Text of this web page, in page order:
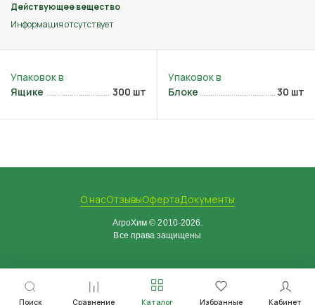
Поиск Сравнение Каталог Избранные Кабинет
Действующее вещество
Информация отсутствует
Ящике 300 шт Блоке 30 шт
О насОтзывыОфертаДокументы
АгроХим © 2010-2026.
Все права защищены